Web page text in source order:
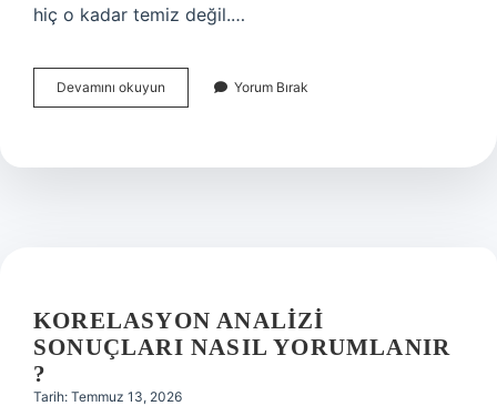
hiç o kadar temiz değil.…
Devamını okuyun Korelasyon
analizi
yorumlanır
Yorum Bırak
KORELASYON ANALIZI
SONUÇLARI NASIL YORUMLANIR
?
Tarih: Temmuz 13, 2026